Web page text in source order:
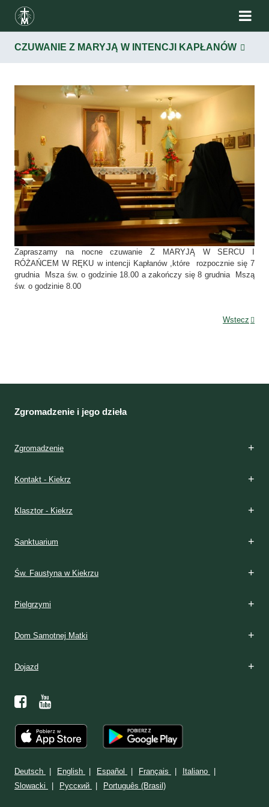
CZUWANIE Z MARYJĄ W INTENCJI KAPŁANÓW
Zapraszamy na nocne czuwanie Z MARYJĄ W SERCU I
RÓŻAŃCEM W RĘKU w intencji Kapłanów ,które rozpocznie się 7
grudnia Msza św. o godzinie 18.00 a zakończy się 8 grudnia Mszą
św. o godzinie 8.00
Wstecz
Zgromadzenie i jego dzieła
Zgromadzenie
Kontakt - Kiekrz
Klasztor - Kiekrz
Sanktuarium
Św. Faustyna w Kiekrzu
Pielgrzymi
Dom Samotnej Matki
Dojazd
Deutsch English Español Français
Italiano
Slowacki
Ρусский Português (Brasil)